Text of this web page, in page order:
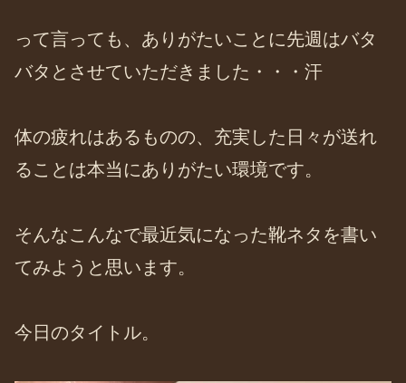
って言っても、ありがたいことに先週はバタ
バタとさせていただきました・・・汗
体の疲れはあるものの、充実した日々が送れ
ることは本当にありがたい環境です。
そんなこんなで最近気になった靴ネタを書い
てみようと思います。
今日のタイトル。